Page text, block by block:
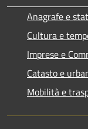
Anagrafe e
Cultura e
Imprese e
Catasto e
Mobilità e